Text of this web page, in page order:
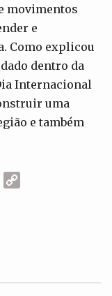
movimentos
e
Como explicou
dentro da
Internacional
uma
e também
Telegram